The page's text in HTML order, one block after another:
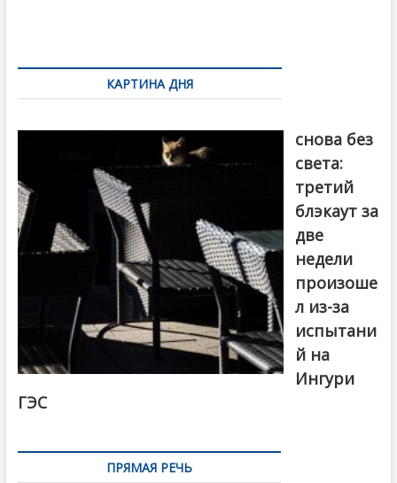
по
записямКАРТИНА ДНЯ
снова без
света:
третий
блэкаут за
две
недели
произоше
л из-за
испытани
й на
Ингури
ГЭС
ПРЯМАЯ РЕЧЬ